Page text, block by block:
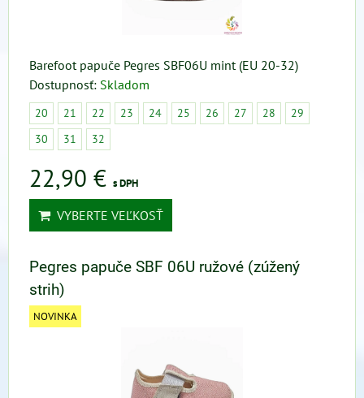
Barefoot papuče Pegres SBF06U mint (EU 20-32)
Dostupnosť: Skladom
20 21 22 23 24 25 26 27 28
29
30
31 32
22,90 € s DPH
VYBERTE VEĽKOSŤ
Pegres papuče SBF 06U ružové (zúžený
strih)
NOVINKA